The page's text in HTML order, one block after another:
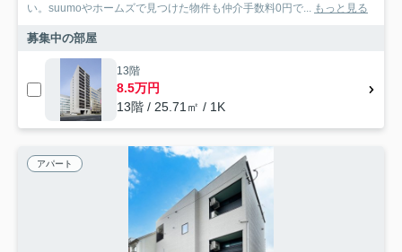
い。suumoやホームズで見つけた物件も仲介手数料0円で... もっと見る
募集中の部屋
13階
8.5万円
13階 / 25.71㎡ / 1K
アパート